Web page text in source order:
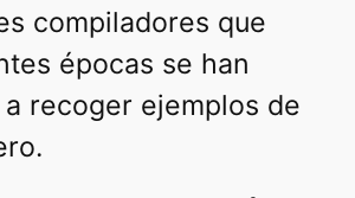
compiladores que
épocas se han
recoger ejemplos de